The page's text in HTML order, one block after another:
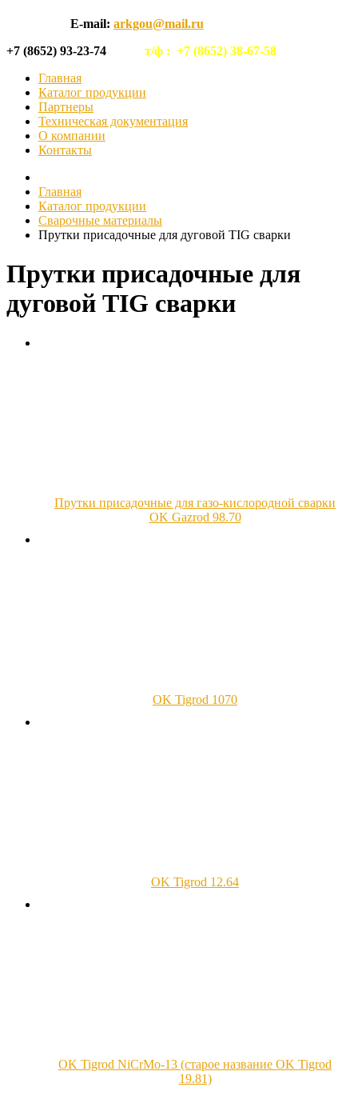
E-mail: arkgou@mail.ru
+7 (8652) 93-23-74 т/ф : +7 (8652) 38-67-58
Главная
Каталог продукции
Партнеры
Техническая документация
О компании
Контакты
Главная
Каталог продукции
Сварочные материалы
Прутки присадочные для дуговой TIG сварки
Прутки присадочные для
дуговой TIG сварки
Прутки присадочные для газо-кислородной сварки
OK Gazrod 98.70
OK Tigrod 1070
OK Tigrod 12.64
OK Tigrod NiCrMo-13 (старое название OK Tigrod
19.81)